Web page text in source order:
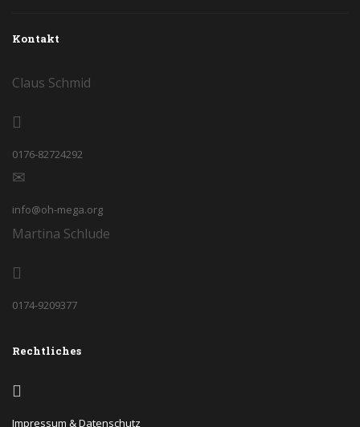
Kontakt
Claus Schmid
0176-82724292
info@oh-mega.org
Martina Schlude
0174-9209377
Rechtliches
Impressum & Datenschutz